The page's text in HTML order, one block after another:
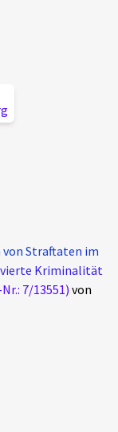
Straftaten im
Kriminalität
7/13551) von